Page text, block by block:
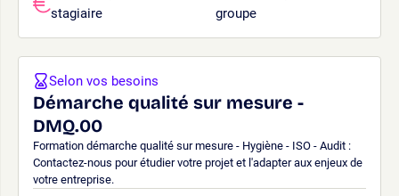
stagiaire
groupe
Démarche qualité sur mesure -
DMQ.00
Formation démarche qualité sur mesure - Hygiène - ISO - Audit :
Contactez-nous pour étudier votre projet et l'adapter aux enjeux de
votre entreprise.
Selon vos besoins